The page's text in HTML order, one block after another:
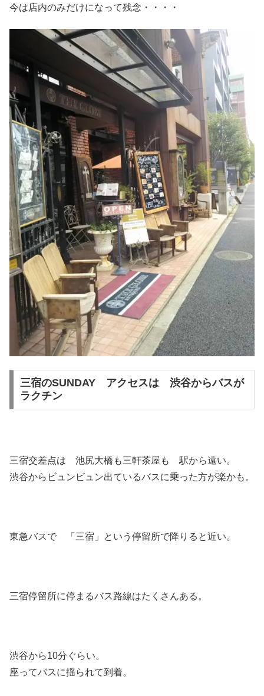
今は店内のみだけになって残念・・・・
三宿のSUNDAY アクセスは 渋谷からバスが
ラクチン
三宿交差点は 池尻大橋も三軒茶屋も 駅から遠い。
渋谷からビュンビュン出ているバスに乗った方が楽かも。
東急バスで 「三宿」という停留所で降りると近い。
三宿停留所に停まるバス路線はたくさんある。
渋谷から10分ぐらい。
座ってバスに揺られて到着。